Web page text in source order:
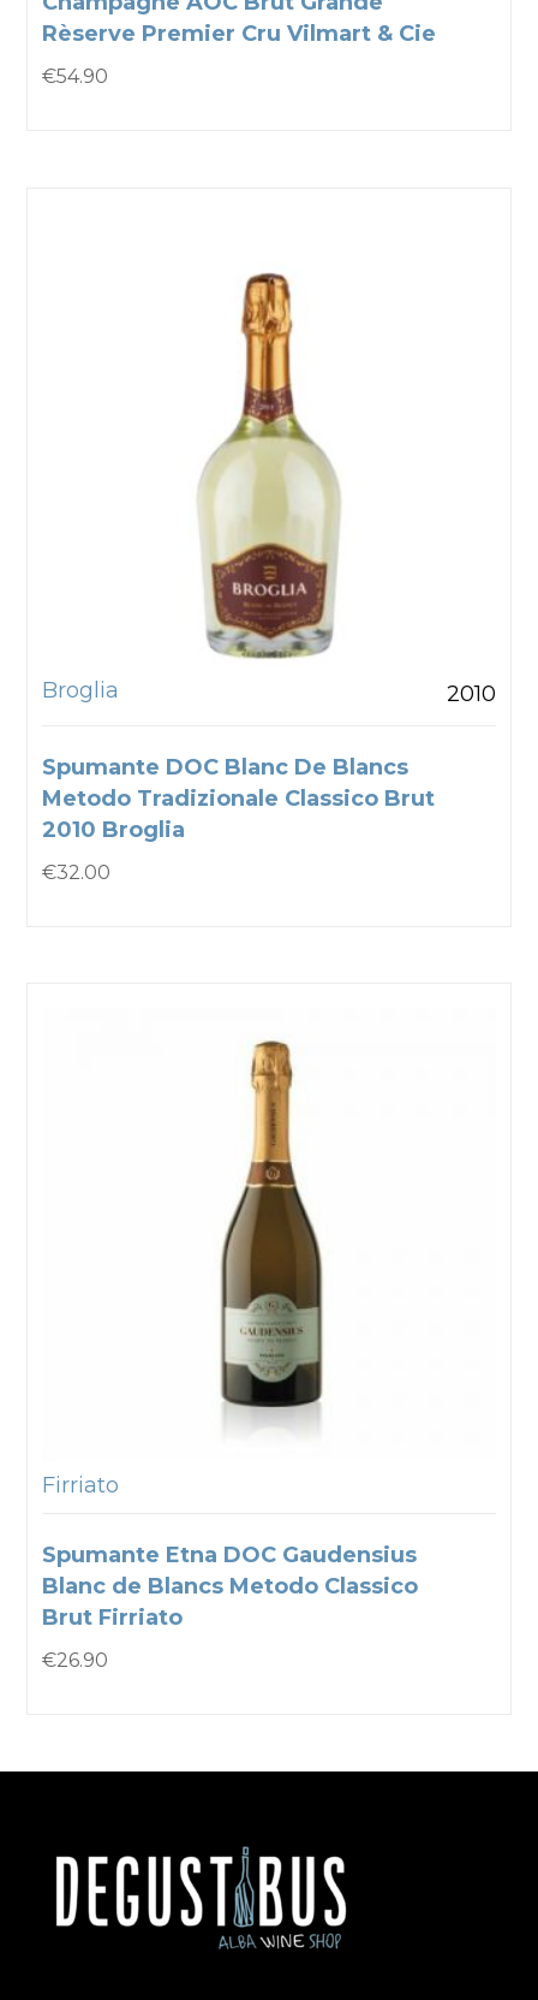
Rèserve Premier Cru Vilmart & Cie
€54.90
Broglia 2010
Spumante DOC Blanc De Blancs
Metodo Tradizionale Classico Brut
2010 Broglia
€32.00
Firriato
Spumante Etna DOC Gaudensius
Blanc de Blancs Metodo Classico
Brut Firriato
€26.90